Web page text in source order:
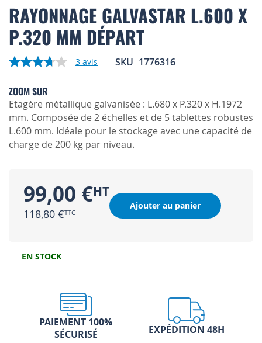
to
the
beginning
of
images
RAYONNAGE GALVASTAR L.600 X
P.320 MM DÉPART
3 avis SKU 1776316
ZOOM SUR
Etagère métallique galvanisée : L.680 x P.320 x H.1972
mm. Composée de 2 échelles et de 5 tablettes robustes
L.600 mm. Idéale pour le stockage avec une capacité de
charge de 200 kg par niveau.
99,00 €
118,80 €
Ajouter au panier
EN STOCK
PAIEMENT 100%
SÉCURISÉ
EXPÉDITION 48H